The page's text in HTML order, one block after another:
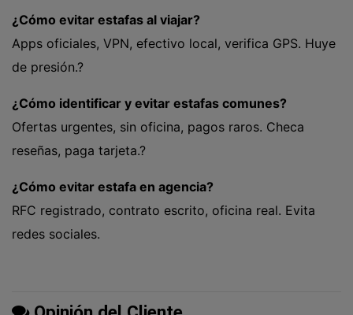
¿Cómo evitar estafas al viajar?
Apps oficiales, VPN, efectivo local, verifica GPS. Huye
de presión.?
¿Cómo identificar y evitar estafas comunes?
Ofertas urgentes, sin oficina, pagos raros. Checa
reseñas, paga tarjeta.?
¿Cómo evitar estafa en agencia?
RFC registrado, contrato escrito, oficina real. Evita
redes sociales.